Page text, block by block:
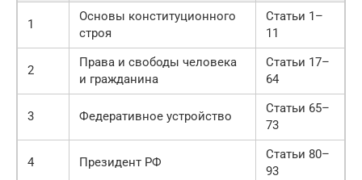
1
Основы конституционного
строя
Статьи 1–
11
2
Права и свободы человека
и гражданина
Статьи 17–
64
3 Федеративное устройство
Статьи 65–
73
4 Президент РФ
Статьи 80–
93